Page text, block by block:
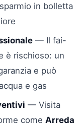
in bolletta
— Il fai-
è rischioso: un
e può
e gas
— Visita
come Arreda